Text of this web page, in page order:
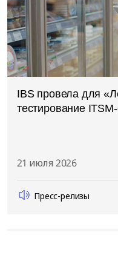
IBS провела для
тестирование
21 июля 2026
Пресс-релизы